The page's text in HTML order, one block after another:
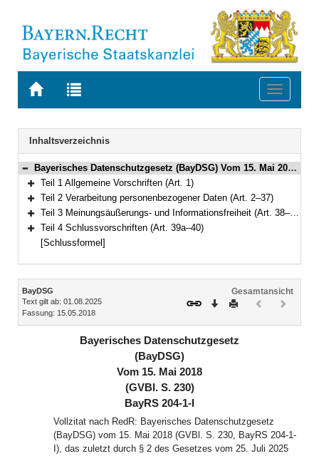
Zur
BAYERN.RECHT
Zur
letzten
Suche
Toggle
Navigation
Inhaltsverzeichnis
Bereich reduzieren
Bayerisches Datenschutzgesetz (BayDSG) Vom 15. Mai 2018 (GVBl. S. 230) BayRS 204-1-I (Art. 1–40)
Bereich erweitern
Teil 1 Allgemeine Vorschriften (Art. 1)
Bereich erweitern
Teil 2 Verarbeitung personenbezogener Daten (Art. 2–37)
Bereich erweitern
Teil 3 Meinungsäußerungs- und Informationsfreiheit (Art. 38–39)
Bereich erweitern
Teil 4 Schlussvorschriften (Art. 39a–40)
[Schlussformel]
Inhalt
BayDSG
Text gilt ab: 01.08.2025
Fassung: 15.05.2018
Gesamtansicht
Download
DruckenVorheriges
(inaktiv)(inaktiv)
Bayerisches Datenschutzgesetz
(BayDSG)
Vom 15. Mai 2018
(GVBl. S. 230)
BayRS 204-1-I
Vollzitat nach RedR: Bayerisches Datenschutzgesetz
(BayDSG) vom 15. Mai 2018 (GVBl. S. 230, BayRS 204-1-
I), das zuletzt durch § 2 des Gesetzes vom 25. Juli 2025